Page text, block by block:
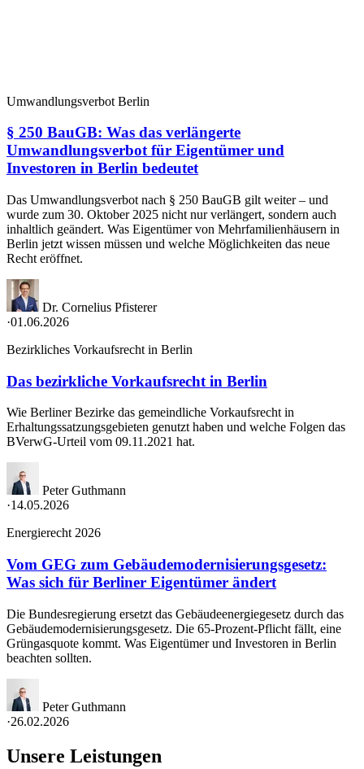
Umwandlungsverbot Berlin
§ 250 BauGB: Was das verlängerte
Umwandlungsverbot für Eigentümer und
Investoren in Berlin bedeutet
Das Umwandlungsverbot nach § 250 BauGB gilt weiter – und
wurde zum 30. Oktober 2025 nicht nur verlängert, sondern auch
inhaltlich geändert. Was Eigentümer von Mehrfamilienhäusern in
Berlin jetzt wissen müssen und welche Möglichkeiten das neue
Recht eröffnet.
Dr. Cornelius Pfisterer
·01.06.2026
Bezirkliches Vorkaufsrecht in Berlin
Das bezirkliche Vorkaufsrecht in Berlin
Wie Berliner Bezirke das gemeindliche Vorkaufsrecht in
Erhaltungssatzungsgebieten genutzt haben und welche Folgen das
BVerwG-Urteil vom 09.11.2021 hat.
Peter Guthmann
·14.05.2026
Energierecht 2026
Vom GEG zum Gebäudemodernisierungsgesetz:
Was sich für Berliner Eigentümer ändert
Die Bundesregierung ersetzt das Gebäudeenergiegesetz durch das
Gebäudemodernisierungsgesetz. Die 65-Prozent-Pflicht fällt, eine
Grüngasquote kommt. Was Eigentümer und Investoren in Berlin
beachten sollten.
Peter Guthmann
·26.02.2026
Unsere Leistungen